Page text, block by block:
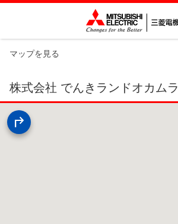
マップを見る
株式会社 でんきランドオカムラ